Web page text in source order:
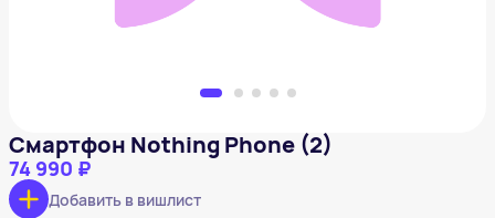
Смартфон Nothing Phone (2)
74 990 ₽
Добавить в вишлист